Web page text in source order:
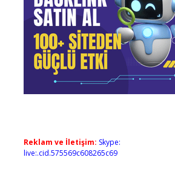
Reklam ve İletişim: Skype:
live:.cid.575569c608265c69